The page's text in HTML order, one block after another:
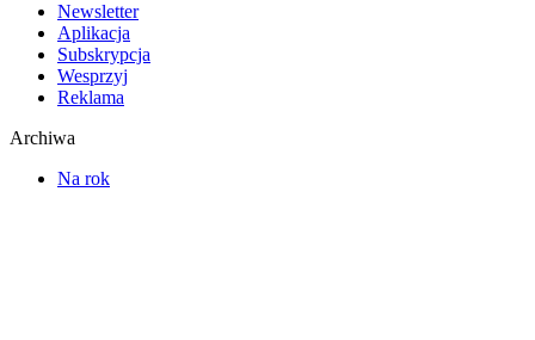
Newsletter
Aplikacja
Subskrypcja
Wesprzyj
Reklama
Archiwa
Na rok